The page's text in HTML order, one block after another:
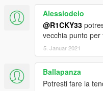
Alessiodeio
@R1CKY33
vecchia punto per
5. Januar 2021
Ballapanza
Potresti fare la